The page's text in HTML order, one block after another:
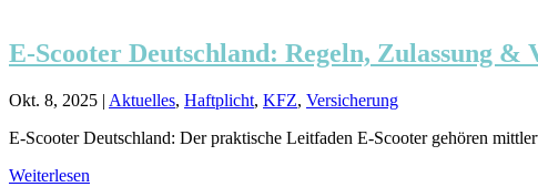
E-Scooter Deutschland: Regeln, Zulassung &
Okt. 8, 2025 | Aktuelles, Haftplicht, KFZ, Versicherung
E-Scooter Deutschland: Der praktische Leitfaden E-Scooter gehören
Weiterlesen